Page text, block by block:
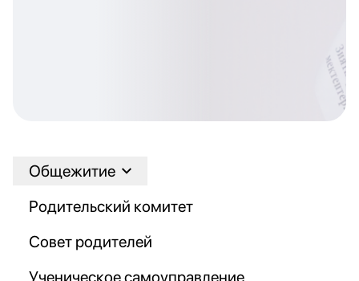
Общежитие
Родительский комитет
Совет родителей
Ученическое самоуправление